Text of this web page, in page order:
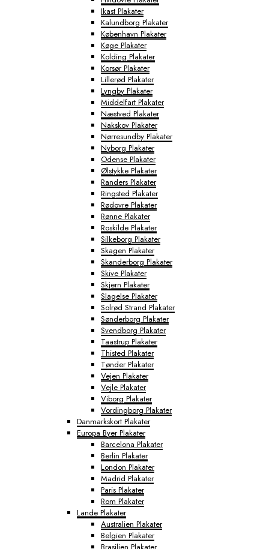
Ikast Plakater
Kalundborg Plakater
København Plakater
Køge Plakater
Kolding Plakater
Korsør Plakater
Lillerød Plakater
Lyngby Plakater
Middelfart Plakater
Næstved Plakater
Nakskov Plakater
Nørresundby Plakater
Nyborg Plakater
Odense Plakater
Ølstykke Plakater
Randers Plakater
Ringsted Plakater
Rødovre Plakater
Rønne Plakater
Roskilde Plakater
Silkeborg Plakater
Skagen Plakater
Skanderborg Plakater
Skive Plakater
Skjern Plakater
Slagelse Plakater
Solrød Strand Plakater
Sønderborg Plakater
Svendborg Plakater
Taastrup Plakater
Thisted Plakater
Tønder Plakater
Vejen Plakater
Vejle Plakater
Viborg Plakater
Vordingborg Plakater
Danmarkskort Plakater
Europa Byer Plakater
Barcelona Plakater
Berlin Plakater
London Plakater
Madrid Plakater
Paris Plakater
Rom Plakater
Lande Plakater
Australien Plakater
Belgien Plakater